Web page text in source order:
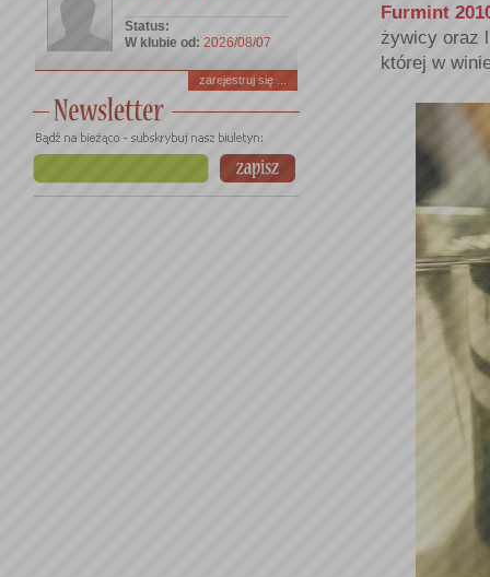
Status:
W klubie od: 2026/08/07
zarejestruj się ...
Furmint
żywicy oraz
której w